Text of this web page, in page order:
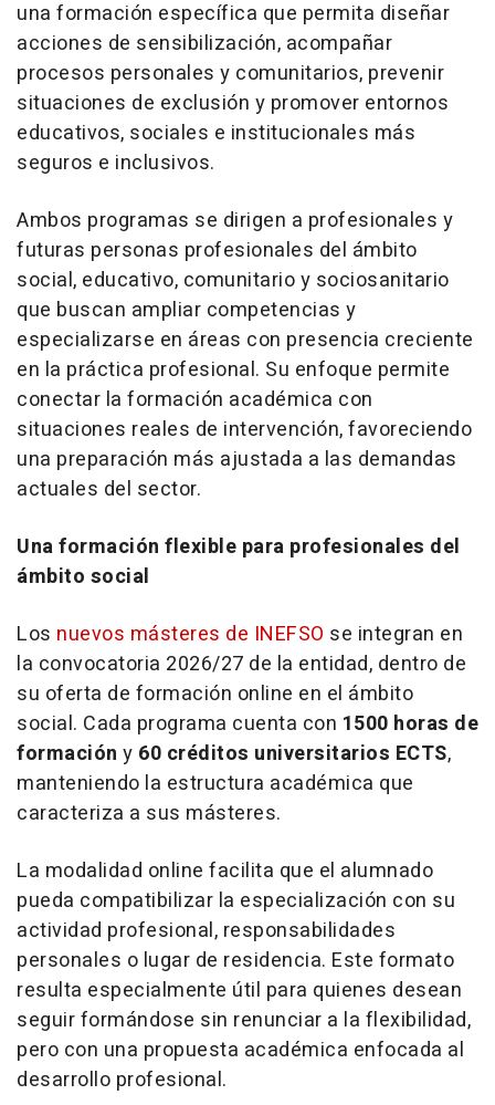
una formación específica que permita diseñar
acciones de sensibilización, acompañar
procesos personales y comunitarios, prevenir
situaciones de exclusión y promover entornos
educativos, sociales e institucionales más
seguros e inclusivos.
Ambos programas se dirigen a profesionales y
futuras personas profesionales del ámbito
social, educativo, comunitario y sociosanitario
que buscan ampliar competencias y
especializarse en áreas con presencia creciente
en la práctica profesional. Su enfoque permite
conectar la formación académica con
situaciones reales de intervención, favoreciendo
una preparación más ajustada a las demandas
actuales del sector.
Una formación flexible para profesionales del
ámbito social
Los nuevos másteres de INEFSO se integran en
la convocatoria 2026/27 de la entidad, dentro de
su oferta de formación online en el ámbito
social. Cada programa cuenta con 1500 horas de
formación y 60 créditos universitarios ECTS,
manteniendo la estructura académica que
caracteriza a sus másteres.
La modalidad online facilita que el alumnado
pueda compatibilizar la especialización con su
actividad profesional, responsabilidades
personales o lugar de residencia. Este formato
resulta especialmente útil para quienes desean
seguir formándose sin renunciar a la flexibilidad,
pero con una propuesta académica enfocada al
desarrollo profesional.